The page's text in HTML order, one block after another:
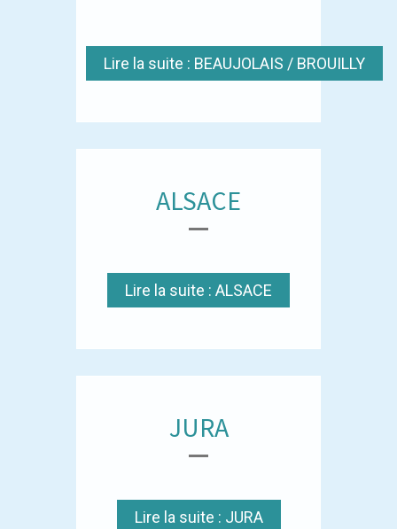
Lire la suite : BEAUJOLAIS / BROUILLY
ALSACE
Lire la suite : ALSACE
JURA
Lire la suite : JURA